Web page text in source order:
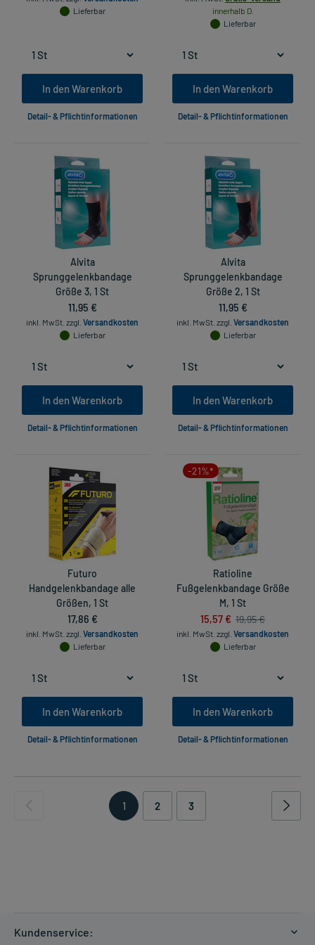
Lieferbar
In den Warenkorb
Detail- & Pflichtinformationen
innerhalb D.
Lieferbar
In den Warenkorb
Detail- & Pflichtinformationen
Alvita
Sprunggelenkbandage
Größe 3, 1 St
11,95 €
inkl. MwSt. zzgl. Versandkosten
Lieferbar
In den Warenkorb
Detail- & Pflichtinformationen
Alvita
Sprunggelenkbandage
Größe 2, 1 St
11,95 €
inkl. MwSt. zzgl. Versandkosten
Lieferbar
In den Warenkorb
Detail- & Pflichtinformationen
Futuro
Handgelenkbandage alle
Größen, 1 St
17,86 €
inkl. MwSt. zzgl. Versandkosten
Lieferbar
In den Warenkorb
Detail- & Pflichtinformationen
-21%*
Ratioline
Fußgelenkbandage Größe
M, 1 St
15,57 € 19,95 €
inkl. MwSt. zzgl. Versandkosten
Lieferbar
In den Warenkorb
Detail- & Pflichtinformationen
1 2 3
Kundenservice: